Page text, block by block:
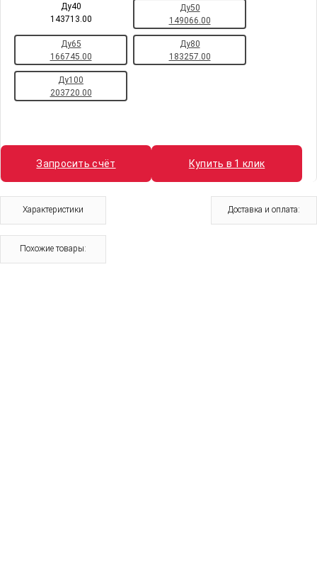
Запросить счёт Купить в 1 клик
Ду40
143713.00
Ду50
149066.00
Ду65
166745.00
Ду80
183257.00
Ду100
203720.00
Характеристики Доставка и оплата:
Похожие товары: